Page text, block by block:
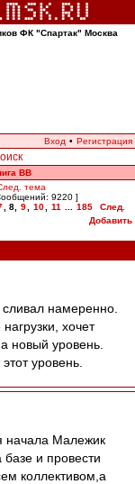
ФК "Спартак" Москва
Вход • Регистрация
ВВ
тема
9220 ]
8, 9 10 11 185
След.
Добавить
намеренно.
хочет
новый уровень.
уровень.
начала Малежик
и провести
коллективом,а